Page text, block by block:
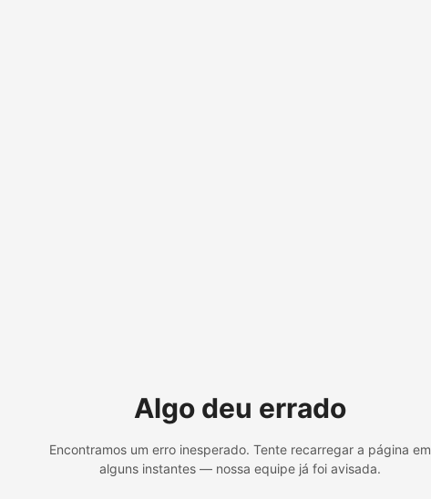
Algo deu errado
Encontramos um erro inesperado. Tente recarregar a página em
alguns instantes — nossa equipe já foi avisada.